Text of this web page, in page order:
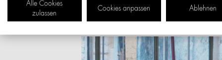
Alle Cookies
zulassen
Cookies anpassen Ablehnen